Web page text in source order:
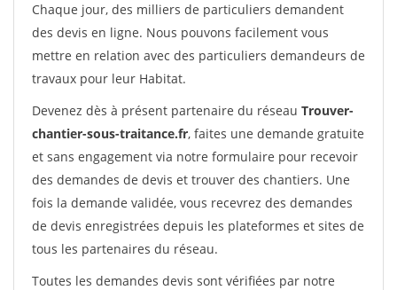
Chaque jour, des milliers de particuliers demandent
des devis en ligne. Nous pouvons facilement vous
mettre en relation avec des particuliers demandeurs de
travaux pour leur Habitat.
Devenez dès à présent partenaire du réseau Trouver-
chantier-sous-traitance.fr, faites une demande gratuite
et sans engagement via notre formulaire pour recevoir
des demandes de devis et trouver des chantiers. Une
fois la demande validée, vous recevrez des demandes
de devis enregistrées depuis les plateformes et sites de
tous les partenaires du réseau.
Toutes les demandes devis sont vérifiées par notre